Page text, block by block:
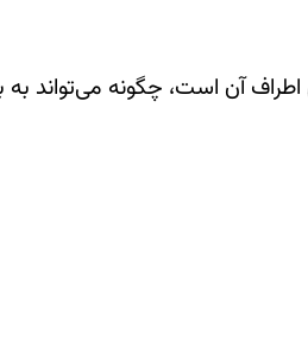
آن است، چگونه